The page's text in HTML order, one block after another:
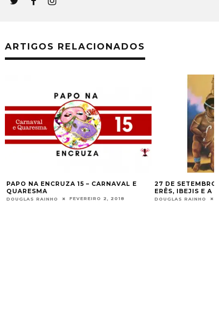
ARTIGOS RELACIONADOS
PAPO NA ENCRUZA 15 – CARNAVAL E
QUARESMA
DOUGLAS RAINHO FEVEREIRO 2, 2018
27 DE SETEMBRO
ERÊS, IBEJIS E A
DOUGLAS RAINHO